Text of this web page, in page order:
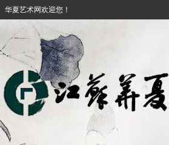
华夏艺术网欢迎您！